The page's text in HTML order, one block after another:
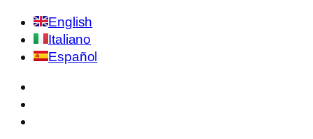
English
Italiano
Español